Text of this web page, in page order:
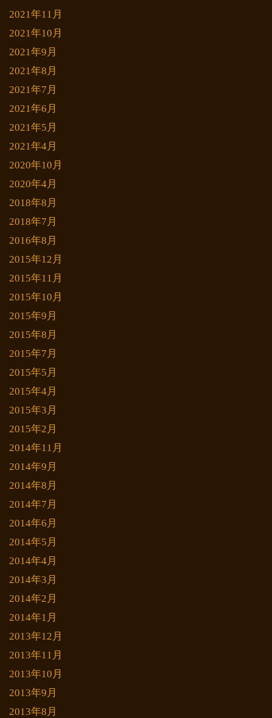
2021年11月
2021年10月
2021年9月
2021年8月
2021年7月
2021年6月
2021年5月
2021年4月
2020年10月
2020年4月
2018年8月
2018年7月
2016年8月
2015年12月
2015年11月
2015年10月
2015年9月
2015年8月
2015年7月
2015年5月
2015年4月
2015年3月
2015年2月
2014年11月
2014年9月
2014年8月
2014年7月
2014年6月
2014年5月
2014年4月
2014年3月
2014年2月
2014年1月
2013年12月
2013年11月
2013年10月
2013年9月
2013年8月